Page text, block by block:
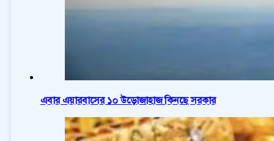
এবার এয়ারবাসের ১০ উড়োজাহাজ কিনছে সরকার